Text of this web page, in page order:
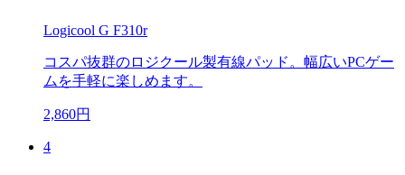
Logicool G F310r
コスパ抜群のロジクール製有線パッド。幅広いPCゲー
ムを手軽に楽しめます。
2,860円
4